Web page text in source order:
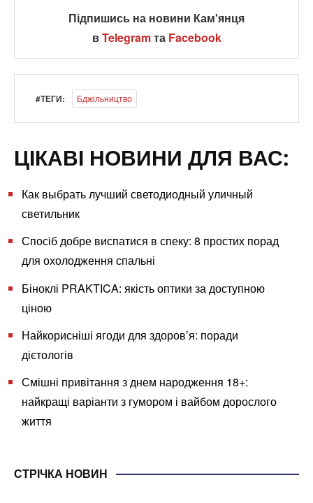
Підпишись на новини Кам'янця
вTelegramта Facebook
#ТЕГИ: Бджільництво
ЦІКАВІ НОВИНИ ДЛЯ ВАС:
Как выбрать лучший светодиодный уличный
светильник
Спосіб добре виспатися в спеку: 8 простих порад
для охолодження спальні
Біноклі PRAKTICA: якість оптики за доступною
ціною
Найкорисніші ягоди для здоров’я: поради
дієтологів
Смішні привітання з днем народження 18+:
найкращі варіанти з гумором і вайбом дорослого
життя
СТРІЧКА НОВИН